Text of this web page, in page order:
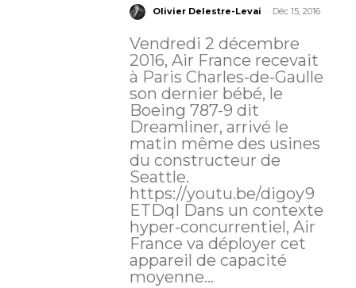
Olivier Delestre-Levai - Déc 15, 2016
Vendredi 2 décembre
2016, Air France recevait
à Paris Charles-de-Gaulle
son dernier bébé, le
Boeing 787-9 dit
Dreamliner, arrivé le
matin même des usines
du constructeur de
Seattle.
https://youtu.be/digoy9
ETDqI Dans un contexte
hyper-concurrentiel, Air
France va déployer cet
appareil de capacité
moyenne...